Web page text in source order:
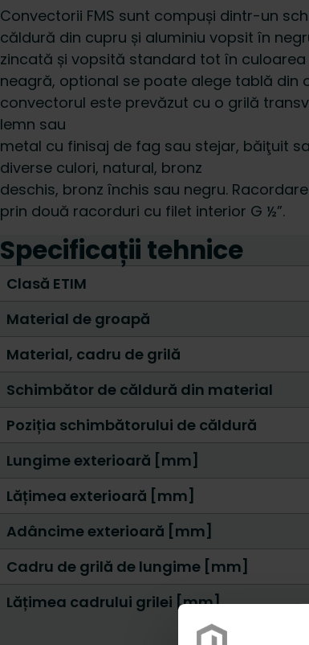
Convectorii FMS sunt compuși dintr-un
căldură din cupru și aluminiu vopsit în
zincată și vopsită standard tot în culoarea
neagră, optional se poate alege tablă din
convectorul este prevăzut cu o grilă
lemn sau
metal cu finisaj de fag sau stejar, băiţuit
diverse culori, natural, bronz
deschis, bronz închis sau negru.
prin două racorduri cu filet interior G ½”.
Specificații tehnice
Clasă ETIM
Material de groapă
Material, cadru de grilă
Schimbător de căldură din material
Poziția schimbătorului de căldură
Lungime exterioară [mm]
Lățimea exterioară [mm]
Adâncime exterioară [mm]
Cadru de grilă de lungime [mm]
Lățimea cadrului grilei [mm]